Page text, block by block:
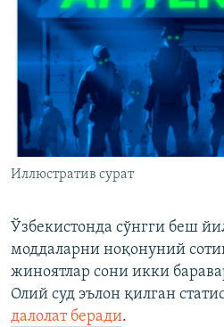
Иллюстратив сурат
Ўзбекистонда сўнгги беш
моддаларни ноқонуний
жиноятлар сони икки
Олий суд эълон қилган
далолат беради.